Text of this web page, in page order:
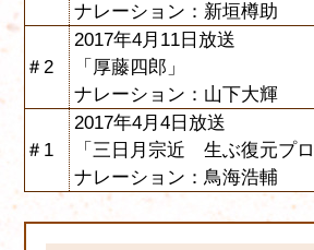
ナレーション：新垣樽助
＃2
2017年4月11日放送
「厚藤四郎」
ナレーション：山下大輝
＃1
2017年4月4日放送
「三日月宗近 生ぶ復元プロ
ナレーション：鳥海浩輔